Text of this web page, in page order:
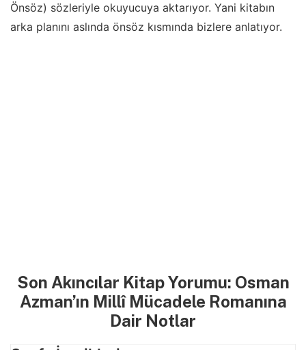
Önsöz) sözleriyle okuyucuya aktarıyor. Yani kitabın
arka planını aslında önsöz kısmında bizlere anlatıyor.
Son Akıncılar Kitap Yorumu: Osman
Azman’ın Millî Mücadele Romanına
Dair Notlar